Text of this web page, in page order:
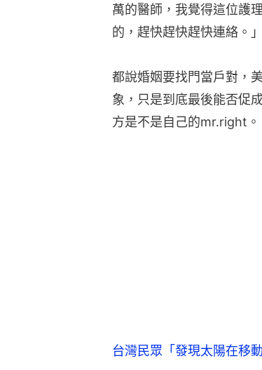
萬的醫師，我覺得這位護
的，趕快趕快趕快連絡。」
都說婚姻要找門當戶對，
象，只是到底最後能否促
方是不是自己的mr.right。
台灣民眾「發現太陽在移